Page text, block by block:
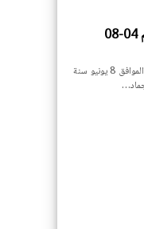
قانون رقم 26-12 يعدل ويتمم القانون رقم 04-08
قانون رقم 26-12 مؤرخ في 22 ذي الحجة عام 1447 الموافق 8 يونيو سنة